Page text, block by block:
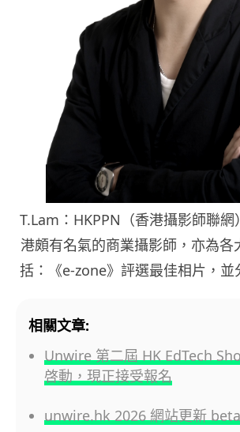
T.Lam：HKPPN（香港攝影師聯
港頗有名氣的商業攝影師，亦為各
括：《e-zone》評選最佳相片，並
相關文章:
Unwire 第二屆 HK EdTech
啓動，現正接受報名
unwire.hk 2026 網站更新